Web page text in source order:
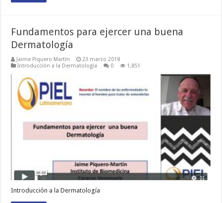
Fundamentos para ejercer una buena
Dermatología
Jaime Piquero Martín
23 marzo 2018
Introducción a la Dermatología
0 1,851
Introducción a la Dermatología